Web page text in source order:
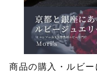
商品の購入・ルビ